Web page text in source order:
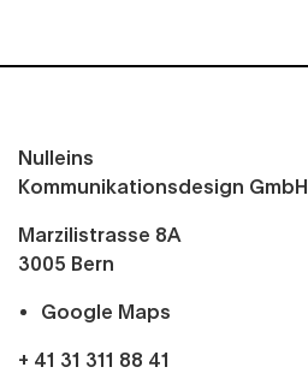
Nulleins
Kommunikationsdesign GmbH
Marzilistrasse 8A
3005 Bern
Google Maps
+ 41 31 311 88 41